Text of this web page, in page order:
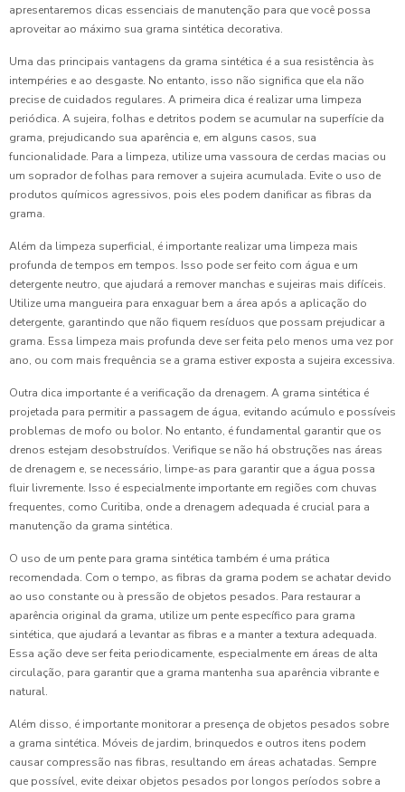
apresentaremos dicas essenciais de manutenção para que você possa
aproveitar ao máximo sua grama sintética decorativa.
Uma das principais vantagens da grama sintética é a sua resistência às
intempéries e ao desgaste. No entanto, isso não significa que ela não
precise de cuidados regulares. A primeira dica é realizar uma limpeza
periódica. A sujeira, folhas e detritos podem se acumular na superfície da
grama, prejudicando sua aparência e, em alguns casos, sua
funcionalidade. Para a limpeza, utilize uma vassoura de cerdas macias ou
um soprador de folhas para remover a sujeira acumulada. Evite o uso de
produtos químicos agressivos, pois eles podem danificar as fibras da
grama.
Além da limpeza superficial, é importante realizar uma limpeza mais
profunda de tempos em tempos. Isso pode ser feito com água e um
detergente neutro, que ajudará a remover manchas e sujeiras mais difíceis.
Utilize uma mangueira para enxaguar bem a área após a aplicação do
detergente, garantindo que não fiquem resíduos que possam prejudicar a
grama. Essa limpeza mais profunda deve ser feita pelo menos uma vez por
ano, ou com mais frequência se a grama estiver exposta a sujeira excessiva.
Outra dica importante é a verificação da drenagem. A grama sintética é
projetada para permitir a passagem de água, evitando acúmulo e possíveis
problemas de mofo ou bolor. No entanto, é fundamental garantir que os
drenos estejam desobstruídos. Verifique se não há obstruções nas áreas
de drenagem e, se necessário, limpe-as para garantir que a água possa
fluir livremente. Isso é especialmente importante em regiões com chuvas
frequentes, como Curitiba, onde a drenagem adequada é crucial para a
manutenção da grama sintética.
O uso de um pente para grama sintética também é uma prática
recomendada. Com o tempo, as fibras da grama podem se achatar devido
ao uso constante ou à pressão de objetos pesados. Para restaurar a
aparência original da grama, utilize um pente específico para grama
sintética, que ajudará a levantar as fibras e a manter a textura adequada.
Essa ação deve ser feita periodicamente, especialmente em áreas de alta
circulação, para garantir que a grama mantenha sua aparência vibrante e
natural.
Além disso, é importante monitorar a presença de objetos pesados sobre
a grama sintética. Móveis de jardim, brinquedos e outros itens podem
causar compressão nas fibras, resultando em áreas achatadas. Sempre
que possível, evite deixar objetos pesados por longos períodos sobre a